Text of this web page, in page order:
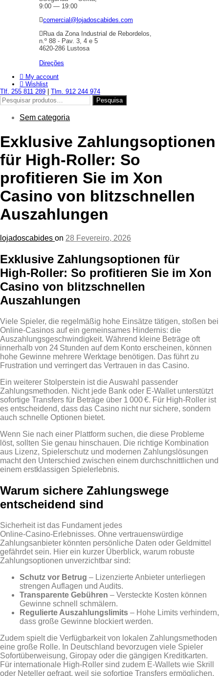
9:00 — 19:00
comercial@lojadoscabides.com
Rua da Zona Industrial de Rebordelos,
n.º 88 - Pav. 3, 4 e 5
4620-286 Lustosa
Direções
My account
Wishlist
Tlf. 255 811 289
Tlm. 912 244 974
Pesquisar
por:
Pesquisa
Sem categoria
Exklusive Zahlungsoptionen
für High‑Roller: So
profitieren Sie im Xon
Casino von blitzschnellen
Auszahlungen
lojadoscabides on 28 Fevereiro, 2026
Exklusive Zahlungsoptionen für
High‑Roller: So profitieren Sie im Xon
Casino von blitzschnellen
Auszahlungen
Viele Spieler, die regelmäßig hohe Einsätze tätigen, stoßen bei
Online‑Casinos auf ein gemeinsames Hindernis: die
Auszahlungsgeschwindigkeit. Während kleine Beträge oft
innerhalb von 24 Stunden auf dem Konto erscheinen, können
hohe Gewinne mehrere Werktage benötigen. Das führt zu
Frustration und verringert das Vertrauen in das Casino.
Ein weiterer Stolperstein ist die Auswahl passender
Zahlungsmethoden. Nicht jede Bank oder E‑Wallet unterstützt
sofortige Transfers für Beträge über 1 000 €. Für High‑Roller ist
es entscheidend, dass das Casino nicht nur sichere, sondern
auch schnelle Optionen bietet.
Wenn Sie nach einer Plattform suchen, die diese Probleme
löst, sollten Sie genau hinschauen. Die richtige Kombination
aus Lizenz, Spielerschutz und modernen Zahlungslösungen
macht den Unterschied zwischen einem durchschnittlichen und
einem erstklassigen Spielerlebnis.
Warum sichere Zahlungswege
entscheidend sind
Sicherheit ist das Fundament jedes
Online‑Casino‑Erlebnisses. Ohne vertrauenswürdige
Zahlungsanbieter könnten persönliche Daten oder Geldmittel
gefährdet sein. Hier ein kurzer Überblick, warum robuste
Zahlungsoptionen unverzichtbar sind:
Schutz vor Betrug – Lizenzierte Anbieter unterliegen
strengen Auflagen und Audits.
Transparente Gebühren – Versteckte Kosten können
Gewinne schnell schmälern.
Regulierte Auszahlungslimits – Hohe Limits verhindern,
dass große Gewinne blockiert werden.
Zudem spielt die Verfügbarkeit von lokalen Zahlungsmethoden
eine große Rolle. In Deutschland bevorzugen viele Spieler
Sofortüberweisung, Giropay oder die gängigen Kreditkarten.
Für internationale High‑Roller sind zudem E‑Wallets wie Skrill
oder Neteller gefragt, weil sie sofortige Transfers ermöglichen.